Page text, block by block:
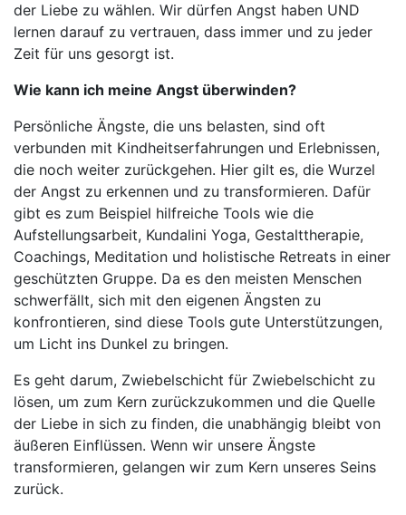
der Liebe zu wählen. Wir dürfen Angst haben UND
lernen darauf zu vertrauen, dass immer und zu jeder
Zeit für uns gesorgt ist.
Wie kann ich meine Angst überwinden?
Persönliche Ängste, die uns belasten, sind oft
verbunden mit Kindheitserfahrungen und Erlebnissen,
die noch weiter zurückgehen. Hier gilt es, die Wurzel
der Angst zu erkennen und zu transformieren. Dafür
gibt es zum Beispiel hilfreiche Tools wie die
Aufstellungsarbeit, Kundalini Yoga, Gestalttherapie,
Coachings, Meditation und holistische Retreats in einer
geschützten Gruppe. Da es den meisten Menschen
schwerfällt, sich mit den eigenen Ängsten zu
konfrontieren, sind diese Tools gute Unterstützungen,
um Licht ins Dunkel zu bringen.
Es geht darum, Zwiebelschicht für Zwiebelschicht zu
lösen, um zum Kern zurückzukommen und die Quelle
der Liebe in sich zu finden, die unabhängig bleibt von
äußeren Einflüssen. Wenn wir unsere Ängste
transformieren, gelangen wir zum Kern unseres Seins
zurück.